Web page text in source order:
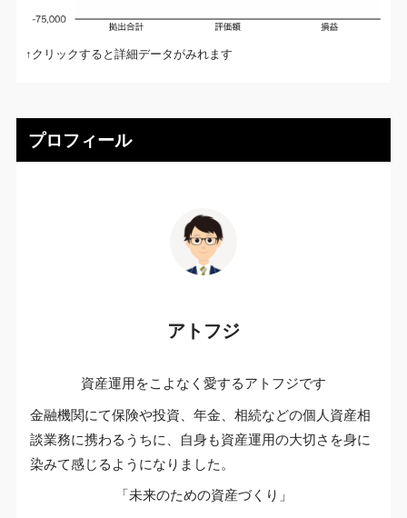
↑クリックすると詳細データがみれます
プロフィール
アトフジ
資産運用をこよなく愛するアトフジです
金融機関にて保険や投資、年金、相続などの個人資産相
談業務に携わるうちに、自身も資産運用の大切さを身に
染みて感じるようになりました。
「未来のための資産づくり」